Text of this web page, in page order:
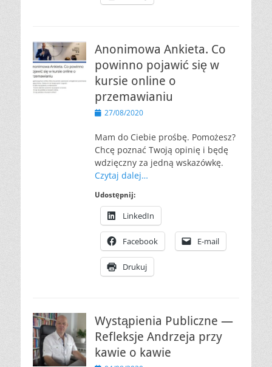
Anonimowa Ankieta. Co
powinno pojawić się w
kursie online o
przemawianiu
Opublikowano
27/08/2020
Mam do Ciebie prośbę. Pomożesz?
Chcę poznać Twoją opinię i będę
wdzięczny za jedną wskazówkę.
Czytaj dalej…
Udostępnij:
LinkedIn
Facebook E-mail
Drukuj
Wystąpienia Publiczne —
Refleksje Andrzeja przy
kawie o kawie